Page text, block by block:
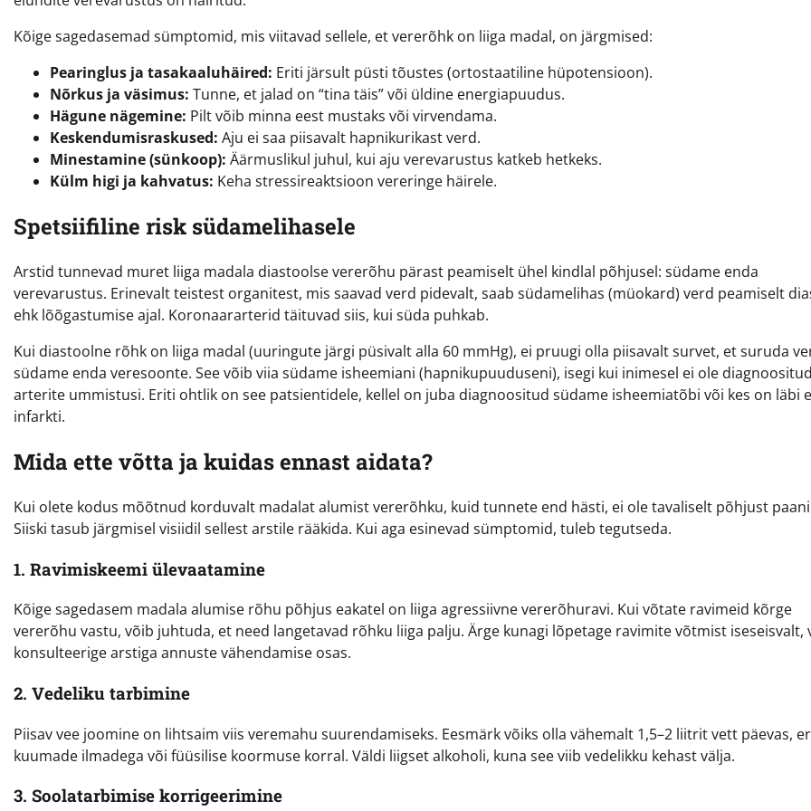
Kõige sagedasemad sümptomid, mis viitavad sellele, et vererõhk on liiga madal, on järgmised:
Pearinglus ja tasakaaluhäired: Eriti järsult püsti tõustes (ortostaatiline hüpotensioon).
Nõrkus ja väsimus: Tunne, et jalad on “tina täis” või üldine energiapuudus.
Hägune nägemine: Pilt võib minna eest mustaks või virvendama.
Keskendumisraskused: Aju ei saa piisavalt hapnikurikast verd.
Minestamine (sünkoop): Äärmuslikul juhul, kui aju verevarustus katkeb hetkeks.
Külm higi ja kahvatus: Keha stressireaktsioon vereringe häirele.
Spetsiifiline risk südamelihasele
Arstid tunnevad muret liiga madala diastoolse vererõhu pärast peamiselt ühel kindlal põhjusel: südame enda
verevarustus. Erinevalt teistest organitest, mis saavad verd pidevalt, saab südamelihas (müokard) verd peamiselt
ehk lõõgastumise ajal. Koronaararterid täituvad siis, kui süda puhkab.
Kui diastoolne rõhk on liiga madal (uuringute järgi püsivalt alla 60 mmHg), ei pruugi olla piisavalt survet, et suruda
südame enda veresoonte. See võib viia südame isheemiani (hapnikupuuduseni), isegi kui inimesel ei ole diagnoositud
arterite ummistusi. Eriti ohtlik on see patsientidele, kellel on juba diagnoositud südame isheemiatõbi või kes on läbi
infarkti.
Mida ette võtta ja kuidas ennast aidata?
Kui olete kodus mõõtnud korduvalt madalat alumist vererõhku, kuid tunnete end hästi, ei ole tavaliselt põhjust
Siiski tasub järgmisel visiidil sellest arstile rääkida. Kui aga esinevad sümptomid, tuleb tegutseda.
1. Ravimiskeemi ülevaatamine
Kõige sagedasem madala alumise rõhu põhjus eakatel on liiga agressiivne vererõhuravi. Kui võtate ravimeid kõrge
vererõhu vastu, võib juhtuda, et need langetavad rõhku liiga palju. Ärge kunagi lõpetage ravimite võtmist iseseisvalt,
konsulteerige arstiga annuste vähendamise osas.
2. Vedeliku tarbimine
Piisav vee joomine on lihtsaim viis veremahu suurendamiseks. Eesmärk võiks olla vähemalt 1,5–2 liitrit vett päevas,
kuumade ilmadega või füüsilise koormuse korral. Väldi liigset alkoholi, kuna see viib vedelikku kehast välja.
3. Soolatarbimise korrigeerimine